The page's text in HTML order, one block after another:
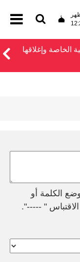
الخاصة وإغلاقها
الكلمة أو
" -----".